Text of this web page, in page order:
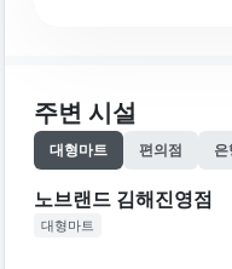
주변 시설
대형마트 편의점 은
노브랜드 김해진영점
대형마트